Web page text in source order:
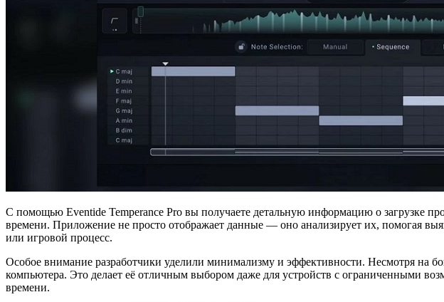
С помощью Eventide Temperance Pro вы получаете детальную информацию о загрузке
времени. Приложение не просто отображает данные — оно анализирует их, помогая
или игровой процесс.
Особое внимание разработчики уделили минимализму и эффективности. Несмотря на
компьютера. Это делает её отличным выбором даже для устройств с ограниченными
времени.